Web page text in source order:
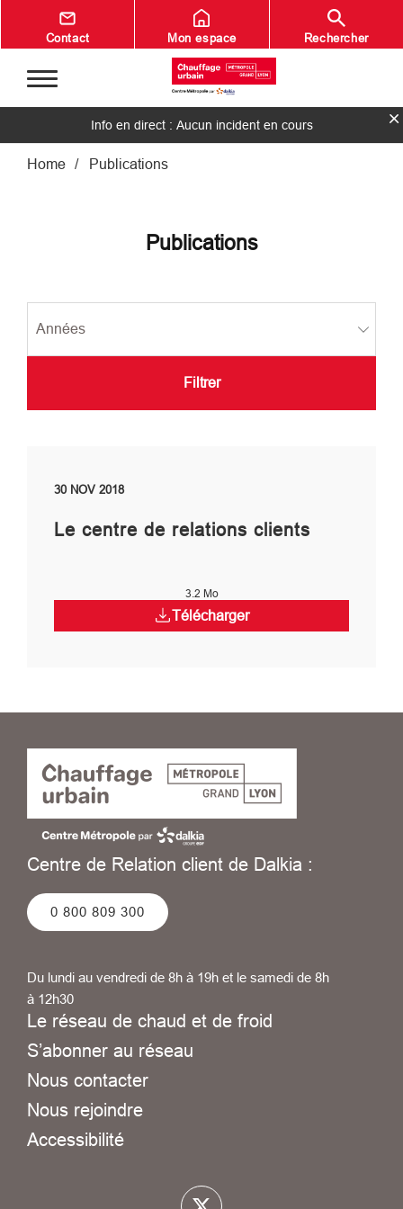
Aller au contenu principal
Contact Mon espace Rechercher
Info en direct : Aucun incident en cours
Fil d'Ariane
Home Publications
Publications
Filtrer
30 NOV 2018
Le centre de relations clients
Télécharger
3.2 Mo
Centre de Relation client de Dalkia :
0 800 809 300
Du lundi au vendredi de 8h à 19h et le samedi de 8h
à 12h30
Le réseau de chaud et de froid
S’abonner au réseau
Nous contacter
Nous rejoindre
Accessibilité